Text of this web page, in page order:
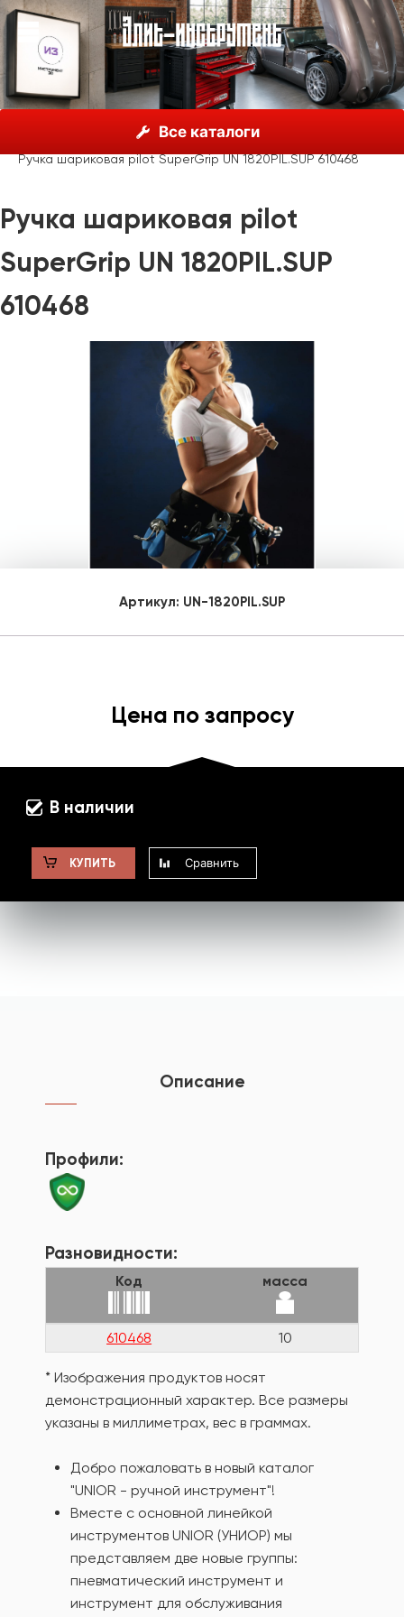
Все каталоги
Unior, Словения
Рекламные материалы
Сувенирная продукция
Ручка шариковая pilot SuperGrip UN 1820PIL.SUP 610468
Ручка шариковая pilot
SuperGrip UN 1820PIL.SUP
610468
Артикул: UN-1820PIL.SUP
Цена по запросу
В наличии
КУПИТЬ Сравнить
Описание
Профили:
Разновидности:
Код масса
610468 10
* Изображения продуктов носят
демонстрационный характер. Все размеры
указаны в миллиметрах, вес в граммах.
Добро пожаловать в новый каталог
"UNIOR - ручной инструмент"!
Вместе с основной линейкой
инструментов UNIOR (УНИОР) мы
представляем две новые группы:
пневматический инструмент и
инструмент для обслуживания